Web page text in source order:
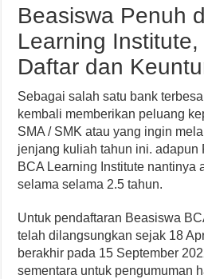
Beasiswa Penuh
Learning
Daftar dan
Sebagai salah satu bank
kembali memberikan peluang
SMA / SMK atau yang ingin
jenjang kuliah tahun ini. adapun
BCA Learning Institute nantinya
selama selama 2.5 tahun.
Untuk pendaftaran Beasiswa
telah dilangsungkan sejak 18
berakhir pada 15 September
sementara untuk pengumuman